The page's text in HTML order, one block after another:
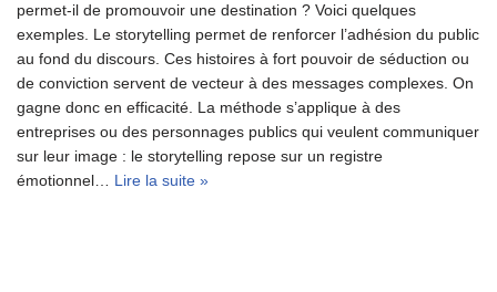
permet-il de promouvoir une destination ? Voici quelques
exemples. Le storytelling permet de renforcer l’adhésion du public
au fond du discours. Ces histoires à fort pouvoir de séduction ou
de conviction servent de vecteur à des messages complexes. On
gagne donc en efficacité. La méthode s’applique à des
entreprises ou des personnages publics qui veulent communiquer
sur leur image : le storytelling repose sur un registre
émotionnel… Lire la suite »